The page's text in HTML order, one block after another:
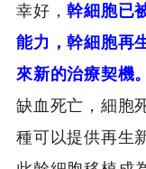
幸好，幹細胞已
能力，幹細胞再
來新的治療契機。
缺血死亡，細胞
種可以提供再生